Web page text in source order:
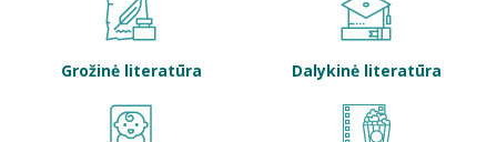
Grožinė literatūra Dalykinė literatūra